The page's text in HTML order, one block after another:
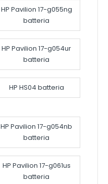
HP Pavilion 17-g055ng
batteria
HP Pavilion 17-g054ur
batteria
HP HS04 batteria
HP Pavilion 17-g054nb
batteria
HP Pavilion 17-g061us
batteria